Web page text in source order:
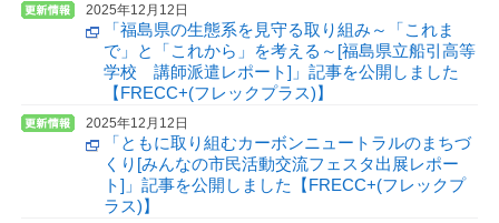
2025年12月12日
「福島県の生態系を見守る取り組み～「これま
で」と「これから」を考える～[福島県立船引高等
学校 講師派遣レポート]」記事を公開しました
【FRECC+(フレックプラス)】
2025年12月12日
「ともに取り組むカーボンニュートラルのまちづ
くり[みんなの市民活動交流フェスタ出展レポー
ト]」記事を公開しました【FRECC+(フレックプ
ラス)】